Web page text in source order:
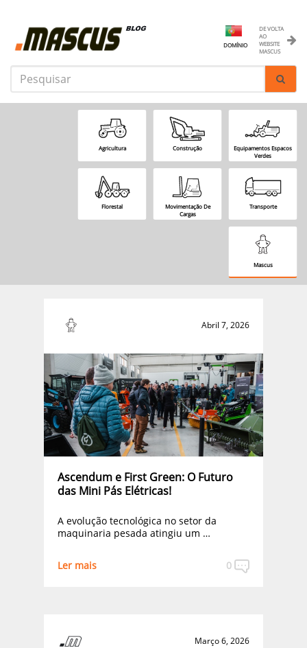
DE VOLTA
AO
WEBSITE
MASCUS
DOMÍNIO
Agricultura Construção
Equipamentos Espacos
Verdes
Florestal
Movimentação De
Cargas
Transporte
Mascus
Abril 7, 2026
Ascendum e First Green: O Futuro
das Mini Pás Elétricas!
A evolução tecnológica no setor da
maquinaria pesada atingiu um …
0
Ler mais
Março 6, 2026